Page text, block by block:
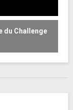
du Challenge